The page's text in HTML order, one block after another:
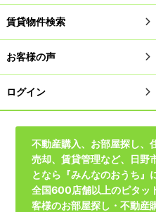
賃貸物件検索
お客様の声
ログイン
不動産購入、お部屋探し、
売却、賃貸管理など、日野
となら『みんなのおうち』
全国600店舗以上のピタッ
客様のお部屋探し・不動産